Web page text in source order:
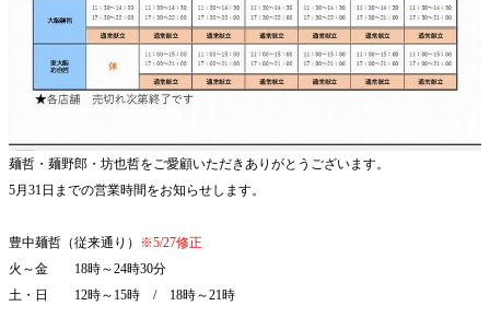
麺哲・麺野郎・坊也哲をご愛顧いただきありがとうございます。
5月31日までの営業時間をお知らせします。
豊中麺哲（従来通り） ※5/27修正
火～金 18時～24時30分
土・日 12時～15時 / 18時～21時